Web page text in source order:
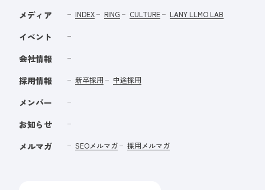
メディア
INDEX RING CULTURE LANY LLMO LAB
イベント
会社情報
採用情報
新卒採用 中途採用
メンバー
お知らせ
メルマガ
SEOメルマガ 採用メルマガ